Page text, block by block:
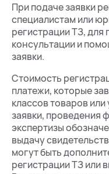
При подаче заявки
специалистам или
регистрации ТЗ,
консультации и
заявки.
Стоимость
платежи, которые
классов товаров или
заявки, проведения
экспертизы
выдачу
могут быть
регистрации ТЗ или